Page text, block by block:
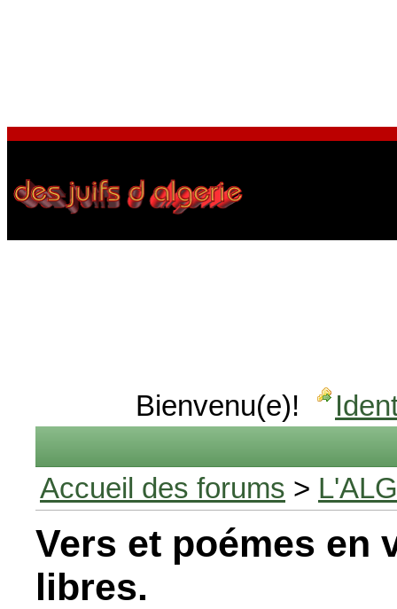
Bienvenu(e)!
Accueil des forums >
Vers et poémes en
libres.